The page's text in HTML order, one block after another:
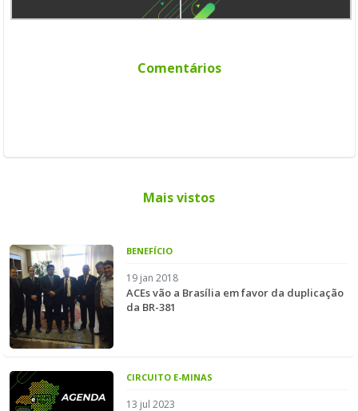
Comentários
Mais vistos
BENEFÍCIO
19 jan 2018
ACEs vão a Brasília em favor da duplicação
da BR-381
CIRCUITO E-MINAS
13 jul 2023